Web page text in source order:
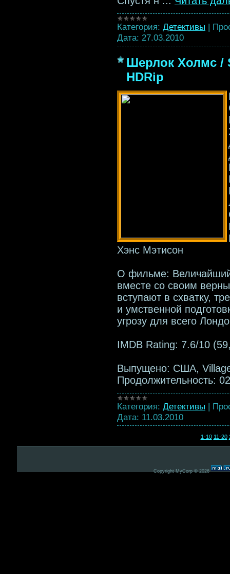
Категория: Детективы |
Дата: 27.03.2010
Шерлок Холмс /
HDRip
Хэнс Мэтисон
О фильме:
вместе со своим
вступают в схватку,
и умственной
угрозу для всего
IMDB Rating: 7.6/10
Выпущено: США,
Продолжительность:
Категория: Детективы |
Дата: 11.03.2010
1-10 11-20
Copyright MyCorp © 2026